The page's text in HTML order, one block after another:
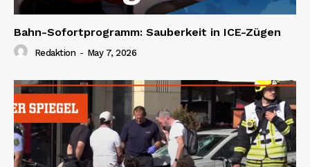
Bahn-Sofortprogramm: Sauberkeit in ICE-Zügen
Redaktion - May 7, 2026